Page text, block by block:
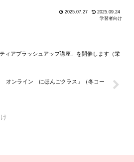
2025.07.27
2025.09.24
学習者向け
ィアブラッシュアップ講座」を開催します（栄
オンライン にほんごクラス」（冬コー